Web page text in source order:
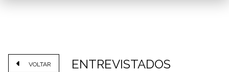
VOLTAR ENTREVISTADOS